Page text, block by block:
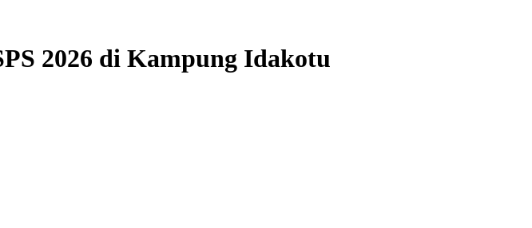
2026 di Kampung Idakotu